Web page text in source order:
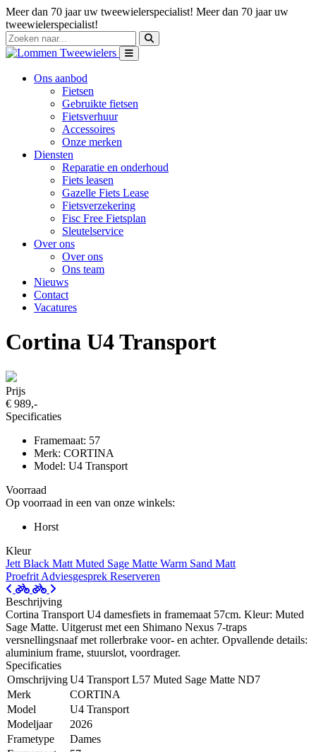
Meer dan 70 jaar uw tweewielerspecialist! Meer dan 70 jaar uw
tweewielerspecialist!
Ons aanbod
Fietsen
Gebruikte fietsen
Fietsverhuur
Accessoires
Onze merken
Diensten
Reparatie en onderhoud
Fiets leasen
Gazelle Fiets Lease
Fietsverzekering
Fisc Free Fietsplan
Sleutelservice
Over ons
Over ons
Ons team
Nieuws
Contact
Vacatures
Cortina U4 Transport
Prijs
€ 989,-
Specificaties
Framemaat: 57
Merk: CORTINA
Model: U4 Transport
Voorraad
Op voorraad in een van onze winkels:
Horst
Kleur
Jett Black Matt Muted Sage Matte Warm Sand Matt
Proefrit Adviesgesprek Reserveren
Beschrijving
Cortina Transport U4 damesfiets in framemaat 57cm. Kleur: Muted
Sage Matte. Uitgerust met een Shimano Nexus 7-traps
versnellingsnaaf met rollerbrake voor- en achter. Opvallende details:
aluminium frame, stuurslot, voordrager.
Specificaties
OmschrijvingU4 Transport L57 Muted Sage Matte ND7
Merk
CORTINA
Model
U4 Transport
Modeljaar
2026
Frametype
Dames